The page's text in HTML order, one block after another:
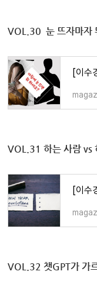
VOL.30 눈 뜨자마자
VOL.31 하는 사람 vs
VOL.32 챗GPT가 가